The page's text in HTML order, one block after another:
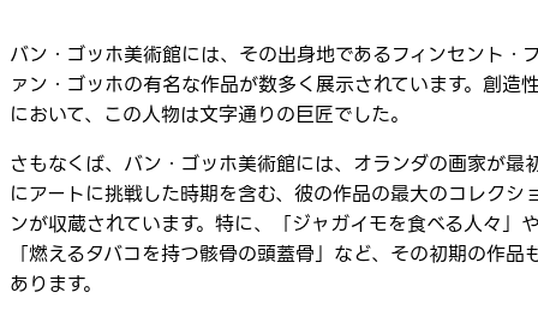
バン・ゴッホ美術館には、その出身地であるフィンセント・
ァン・ゴッホの有名な作品が数多く展示されています。創造
において、この人物は文字通りの巨匠でした。
さもなくば、バン・ゴッホ美術館には、オランダの画家が最
にアートに挑戦した時期を含む、彼の作品の最大のコレクシ
ンが収蔵されています。特に、「ジャガイモを食べる人々」
「燃えるタバコを持つ骸骨の頭蓋骨」など、その初期の作品
あります。